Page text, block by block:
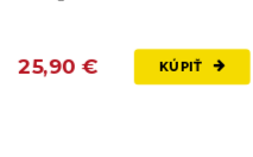
25,90 € KÚPIŤ